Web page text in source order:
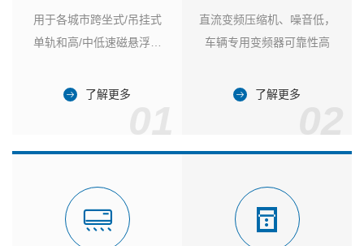
用于各城市跨坐式/吊挂式
单轨和高/中低速磁悬浮列
了解更多
直流变频压缩机、噪音低，
车辆专用变频器可靠性高
了解更多